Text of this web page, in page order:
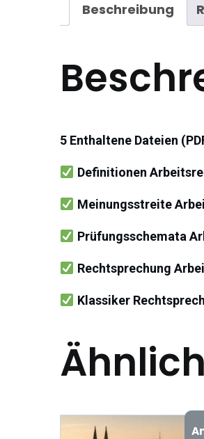
Beschreibung
5 Enthaltene Dateien
Definitionen
Meinungsstreite
Prüfungsschemata
Rechtsprechung
Klassiker